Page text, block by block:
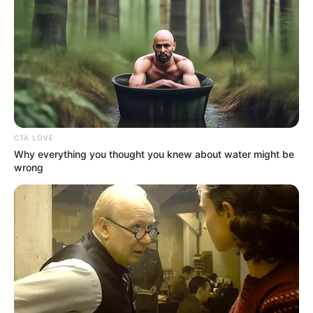
según explicó la influencer
le causó un trauma
raquimedular.
“Solome pongo en las manos de Dios
y que sea lo que él
quiera, solo deseo que esta pesadilla acabe”, escribió en
la descripción de su publicación.
Puede ver:Hija de Jessi Uribe rompe el silencio sobre
Así mismo, contó que los especialistas que la han visto
no le han dado mayores soluciones, igualmente aseguró
que el tratamiento que le fue recomendado no ha dado
resultados. Por eso mismo, explicó en el video los dolores
que sufre y
derrumbada en llanto pidió ayuda a
profesionales de la salud.
“Si de pronto aquí hay cirujanos médicos, especialistas,
doctores, personas que me puedan contar su experiencia
CTA LOVE
Why everything you thought you knew about water might be
wrong